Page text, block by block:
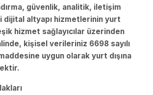
güvenlik, analitik, iletişim
dijital altyapı hizmetlerinin yurt
hizmet sağlayıcılar üzerinden
kişisel verileriniz 6698 sayılı
uygun olarak yurt dışına